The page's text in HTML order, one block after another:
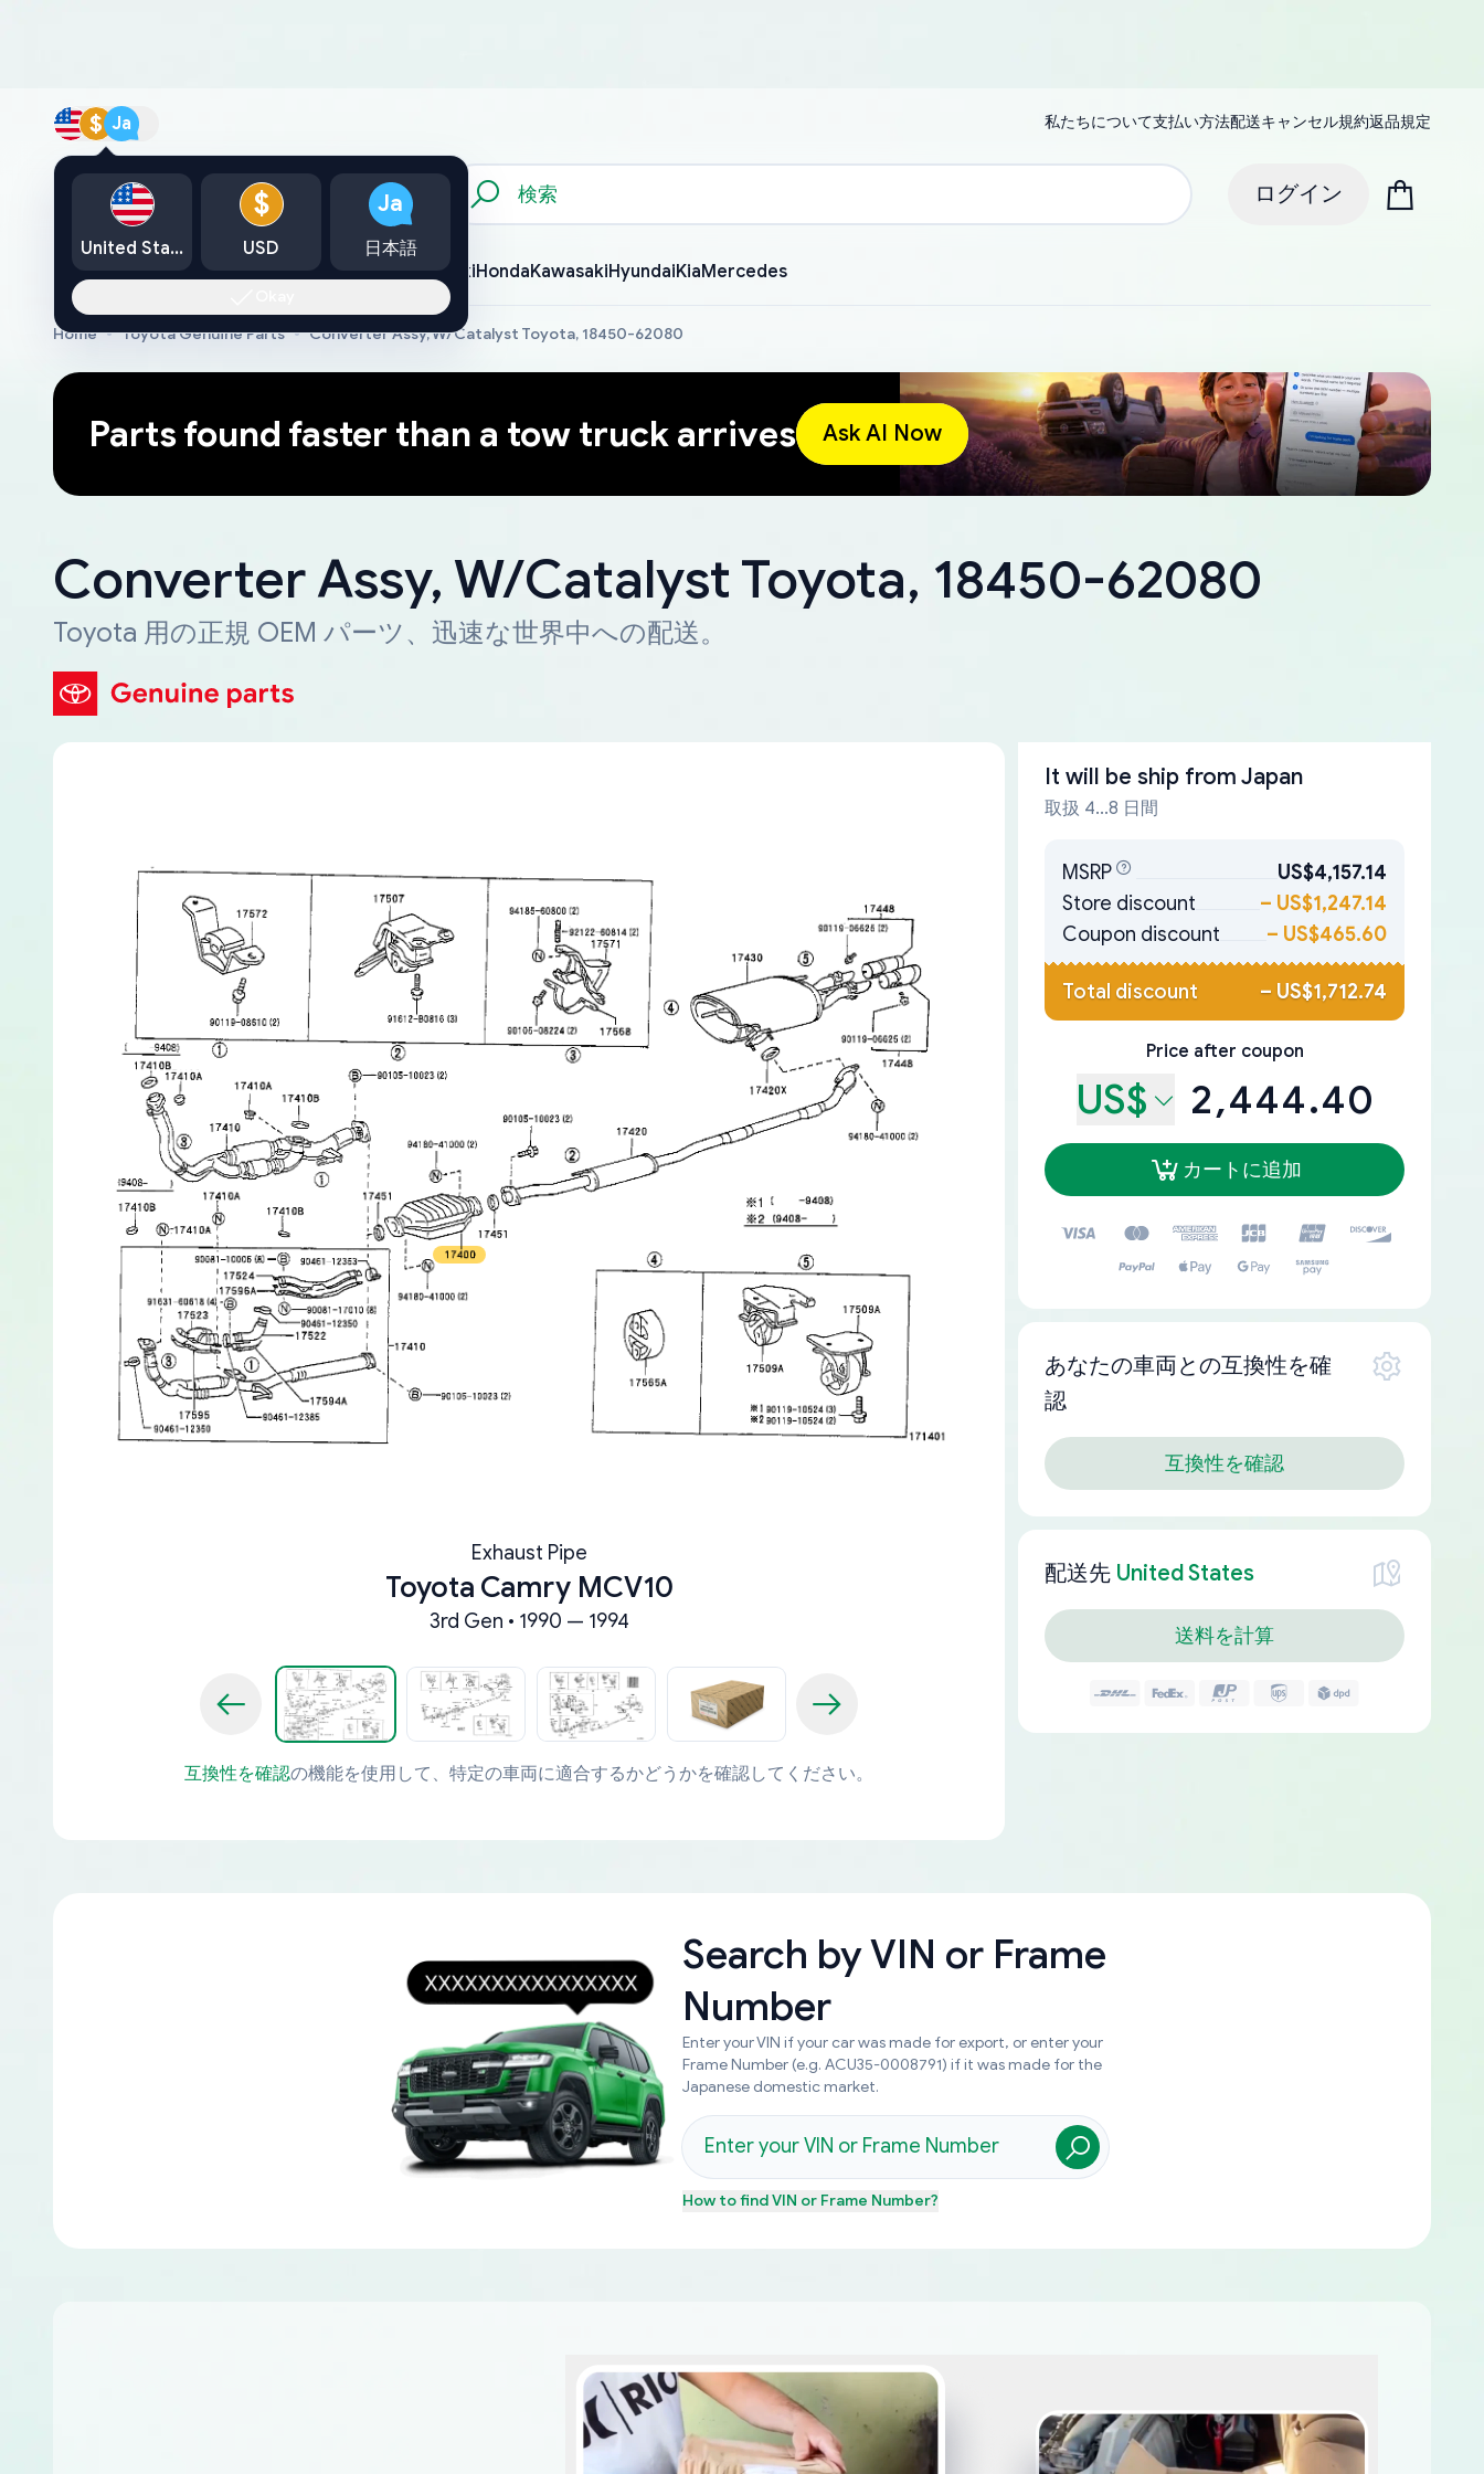
$ Ja 私たちについて支払い方法配送キャンセル規約返品規定
カタログ ログイン
ToyotaLexusNissanMazdaMitsubishiYamahaSuzukiHondaKawasakiHyundaiKiaMercedes
Home Toyota Genuine Parts Converter Assy, W/Catalyst Toyota, 18450-62080
Parts found faster than a tow truck arrives Ask AI Now
Converter Assy, W/Catalyst Toyota, 18450-62080
Toyota 用の正規 OEM パーツ、迅速な世界中への配送。
Exhaust Pipe
Toyota Camry MCV10
3rd Gen • 1990 — 1994
互換性を確認の機能を使用して、特定の車両に適合するかどうかを確認してください。
It will be ship from Japan
取扱 4...8 日間
MSRP
US$4,157.14
Store discount
– US$1,247.14
Coupon discount
– US$465.60
Total discount – US$1,712.74
Price after coupon
US$ 2,444.40
カートに追加
あなたの車両との互換性を確
認
互換性を確認
配送先 United States
送料を計算
Search byVIN or Frame
Number
Enter your VIN if your car was made for export, or enter your
Frame Number (e.g. ACU35-0008791) if it was made for the
Japanese domestic market.
How to findVIN or Frame Number?
United States
$
USD
Ja
日本語